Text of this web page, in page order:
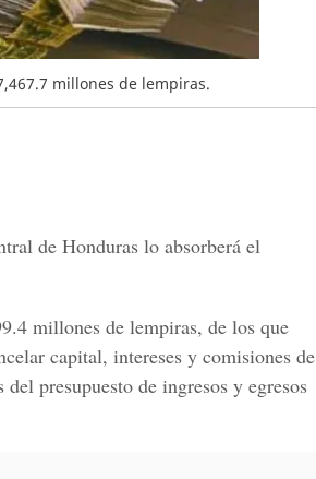
millones de lempiras.
de Honduras lo absorberá el
millones de lempiras, de los que
capital, intereses y comisiones de
presupuesto de ingresos y egresos